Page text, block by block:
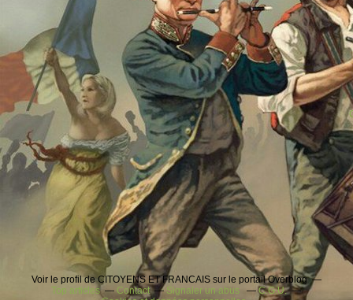
Voir le profil de CITOYENS ET FRANCAIS sur le portail Overblog
Top articles
Contact Signaler un abus
C.G.U.